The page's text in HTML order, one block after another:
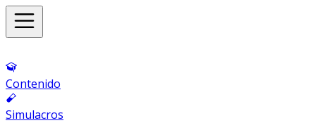
Contenido
Simulacros